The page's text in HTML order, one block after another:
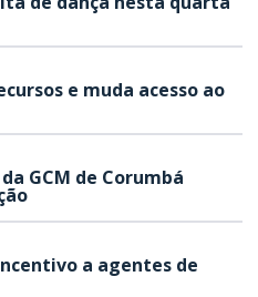
e muda acesso ao
GCM de Corumbá
a agentes de